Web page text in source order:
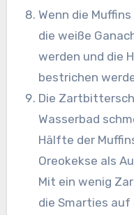
Wenn die
die weiße
werden und die
bestrichen
Die
Wasserbad
Hälfte der
Oreokekse als
Mit ein wenig
die Smarties auf